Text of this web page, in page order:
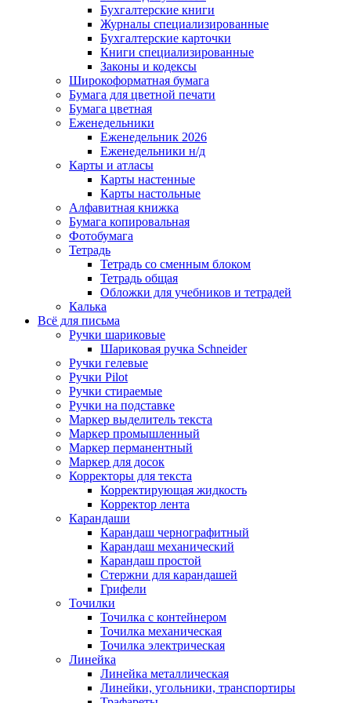
Бухгалтерские книги
Журналы специализированные
Бухгалтерские карточки
Книги специализированные
Законы и кодексы
Широкоформатная бумага
Бумага для цветной печати
Бумага цветная
Еженедельники
Еженедельник 2026
Еженедельники н/д
Карты и атласы
Карты настенные
Карты настольные
Алфавитная книжка
Бумага копировальная
Фотобумага
Тетрадь
Тетрадь со сменным блоком
Тетрадь общая
Обложки для учебников и тетрадей
Калька
Всё для письма
Ручки шариковые
Шариковая ручка Schneider
Ручки гелевые
Ручки Pilot
Ручки стираемые
Ручки на подставке
Маркер выделитель текста
Маркер промышленный
Маркер перманентный
Маркер для досок
Корректоры для текста
Корректирующая жидкость
Корректор лента
Карандаши
Карандаш чернографитный
Карандаш механический
Карандаш простой
Стержни для карандашей
Грифели
Точилки
Точилка с контейнером
Точилка механическая
Точилка электрическая
Линейка
Линейка металлическая
Линейки, угольники, транспортиры